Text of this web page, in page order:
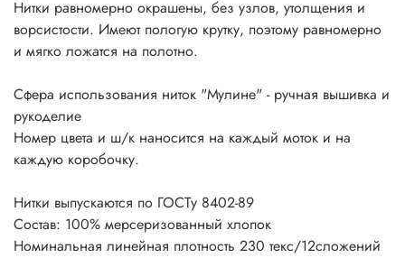
Нитки равномерно окрашены, без узлов, утолщения и
ворсистости. Имеют пологую крутку, поэтому равномерно
и мягко ложатся на полотно.
Сфера использования ниток "Мулине" - ручная вышивка и
рукоделие
Номер цвета и ш/к наносится на каждый моток и на
каждую коробочку.
Нитки выпускаются по ГОСТу 8402-89
Состав: 100% мерсеризованный хлопок
Номинальная линейная плотность 230 текс/12сложений